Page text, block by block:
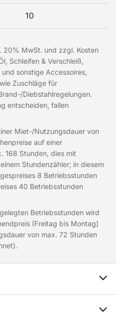
10
20% MwSt. und zzgl. Kosten
Schleifen & Verschleiß,
sonstige Accessoires,
Zuschläge für
Diebstahlregelungen.
entscheiden, fallen
Miet-/Nutzungsdauer von
auf einer
168 Stunden, dies mit
Stundenzähler; in diesem
8 Betriebsstunden
40 Betriebsstunden
Betriebsstunden wird
(Freitag bis Montag)
von max. 72 Stunden